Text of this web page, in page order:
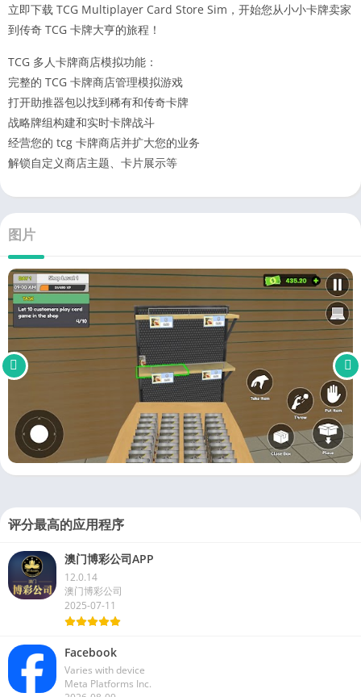
立即下载 TCG Multiplayer Card Store Sim，开始您从小小卡牌卖家
到传奇 TCG 卡牌大亨的旅程！
TCG 多人卡牌商店模拟功能：
完整的 TCG 卡牌商店管理模拟游戏
打开助推器包以找到稀有和传奇卡牌
战略牌组构建和实时卡牌战斗
经营您的 tcg 卡牌商店并扩大您的业务
解锁自定义商店主题、卡片展示等
图片
评分最高的应用程序
澳门博彩公司APP
12.0.14
澳门博彩公司
2025-07-11
Facebook
Varies with device
Meta Platforms Inc.